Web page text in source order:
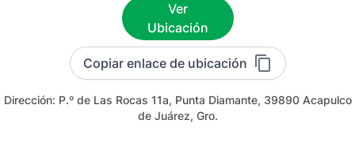
Ver
Ubicación
Copiar enlace de ubicación
Dirección: P.º de Las Rocas 11a, Punta Diamante, 39890 Acapulco
de Juárez, Gro.